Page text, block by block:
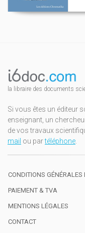
la libraire des documents
Si vous êtes un éditeur
enseignant, un
de vos travaux
mail ou partéléphone.
CONDITIONS GÉNÉRALES
PAIEMENT & TVA
MENTIONS LÉGALES
CONTACT